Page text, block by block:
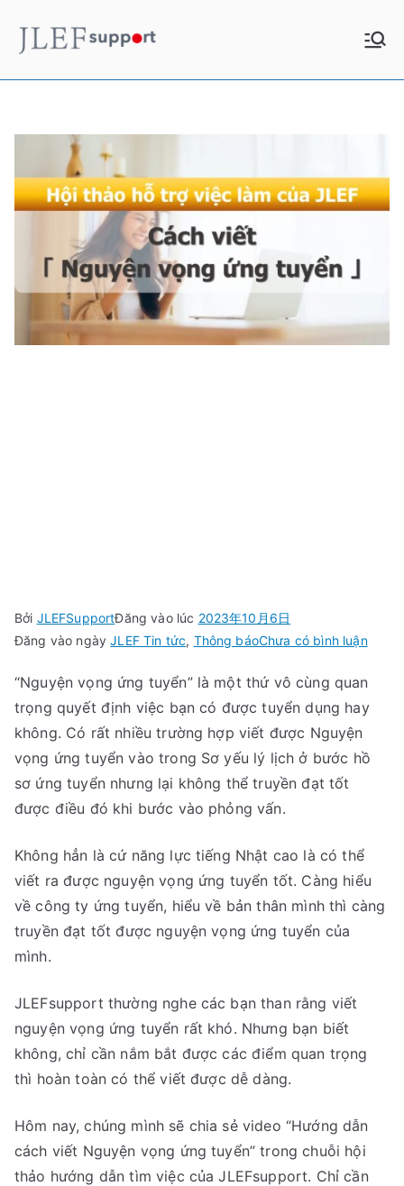
Bởi JLEFSupportĐăng vào lúc 2023年10月6日
Đăng vào ngàyJLEF Tin tức, Thông báoChưa có bình luậntrong
sẻ
video
hội
vọng
“Nguyện vọng ứng tuyển” là một thứ vô cùng quan
trọng quyết định việc bạn có được tuyển dụng hay
không. Có rất nhiều trường hợp viết được Nguyện
vọng ứng tuyển vào trong Sơ yếu lý lịch ở bước hồ
sơ ứng tuyển nhưng lại không thể truyền đạt tốt
được điều đó khi bước vào phỏng vấn.
Không hẳn là cứ năng lực tiếng Nhật cao là có thể
viết ra được nguyện vọng ứng tuyển tốt. Càng hiểu
về công ty ứng tuyển, hiểu về bản thân mình thì càng
truyền đạt tốt được nguyện vọng ứng tuyển của
mình.
JLEFsupport thường nghe các bạn than rằng viết
nguyện vọng ứng tuyển rất khó. Nhưng bạn biết
không, chỉ cần nắm bắt được các điểm quan trọng
thì hoàn toàn có thể viết được dễ dàng.
Hôm nay, chúng mình sẽ chia sẻ video “Hướng dẫn
cách viết Nguyện vọng ứng tuyển” trong chuỗi hội
thảo hướng dẫn tìm việc của JLEFsupport. Chỉ cần